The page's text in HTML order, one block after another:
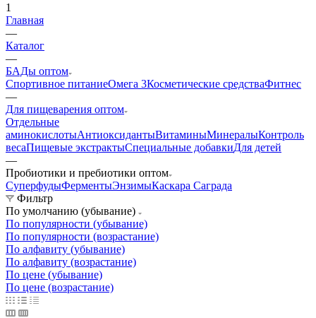
1
Главная
—
Каталог
—
БАДы оптом
Спортивное питаниеОмега 3Косметические средстваФитнес
—
Для пищеварения оптом
Отдельные
аминокислотыАнтиоксидантыВитаминыМинералыКонтроль
весаПищевые экстрактыСпециальные добавкиДля детей
—
Пробиотики и пребиотики оптом
СуперфудыФерментыЭнзимыКаскара Саграда
Фильтр
По умолчанию (убывание)
По популярности (убывание)
По популярности (возрастание)
По алфавиту (убывание)
По алфавиту (возрастание)
По цене (убывание)
По цене (возрастание)